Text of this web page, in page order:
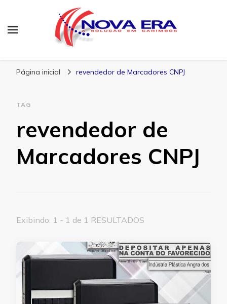
Página inicial revendedor de Marcadores CNPJ
TAG
revendedor de
Marcadores CNPJ
Exibindo: 1 - 1 de 1 RESULTADOS